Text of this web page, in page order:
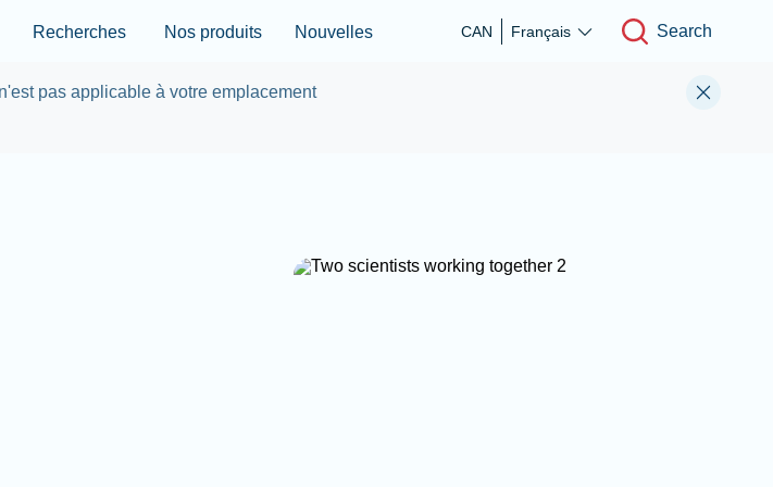
Skip to main content
Recherches Nos produits Nouvelles CAN Français Search
pas applicable à votre emplacement